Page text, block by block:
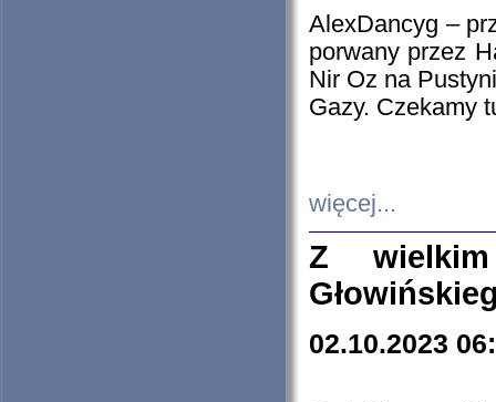
AlexDancyg –
porwany przez
Nir Oz na
Gazy. Czekamy
więcej...
Z
02.10.2023